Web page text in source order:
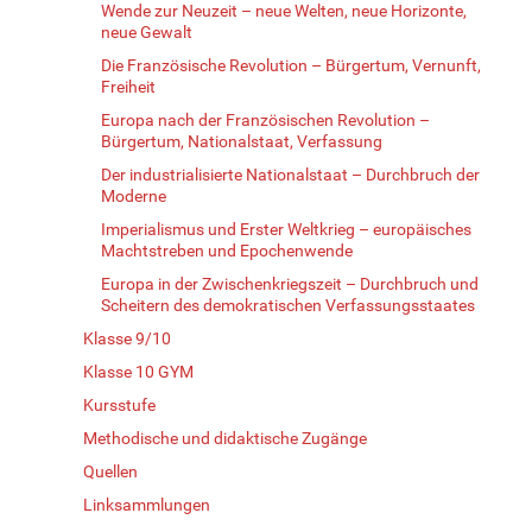
Wende zur Neuzeit – neue Welten, neue Horizonte,
neue Gewalt
Die Französische Revolution – Bürgertum, Vernunft,
Freiheit
Europa nach der Französischen Revolution –
Bürgertum, Nationalstaat, Verfassung
Der industrialisierte Nationalstaat – Durchbruch der
Moderne
Imperialismus und Erster Weltkrieg – europäisches
Machtstreben und Epochenwende
Europa in der Zwischenkriegszeit – Durchbruch und
Scheitern des demokratischen Verfassungsstaates
Klasse 9/10
Klasse 10 GYM
Kursstufe
Methodische und didaktische Zugänge
Quellen
Linksammlungen